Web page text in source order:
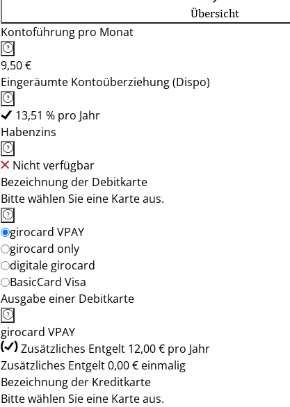
Übersicht
Kontoführung pro Monat
9,50 €
Eingeräumte Kontoüberziehung (Dispo)
13,51 % pro Jahr
Habenzins
Nicht verfügbar
Bezeichnung der Debitkarte
Bitte wählen Sie eine Karte aus.
girocard VPAY
girocard only
digitale girocard
BasicCard Visa
Ausgabe einer Debitkarte
girocard VPAY
Zusätzliches Entgelt 12,00 € pro Jahr
Zusätzliches Entgelt 0,00 € einmalig
Bezeichnung der Kreditkarte
Bitte wählen Sie eine Karte aus.